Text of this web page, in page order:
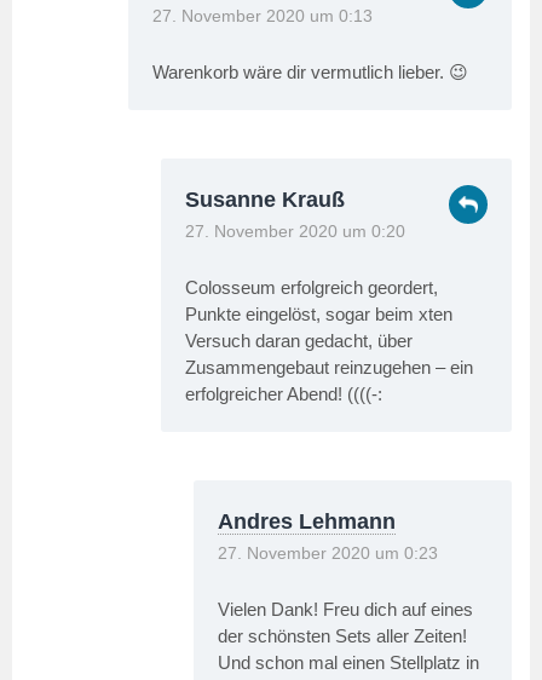
27. November 2020 um 0:13
Warenkorb wäre dir vermutlich lieber. 😉
Susanne Krauß
27. November 2020 um 0:20
Colosseum erfolgreich geordert,
Punkte eingelöst, sogar beim xten
Versuch daran gedacht, über
Zusammengebaut reinzugehen – ein
erfolgreicher Abend! ((((-:
Andres Lehmann
27. November 2020 um 0:23
Vielen Dank! Freu dich auf eines
der schönsten Sets aller Zeiten!
Und schon mal einen Stellplatz in